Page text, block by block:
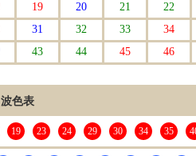
19 20 21 22
31 32 33 34
43 44 45 46
波色表
19 23 24 29 30 34 35